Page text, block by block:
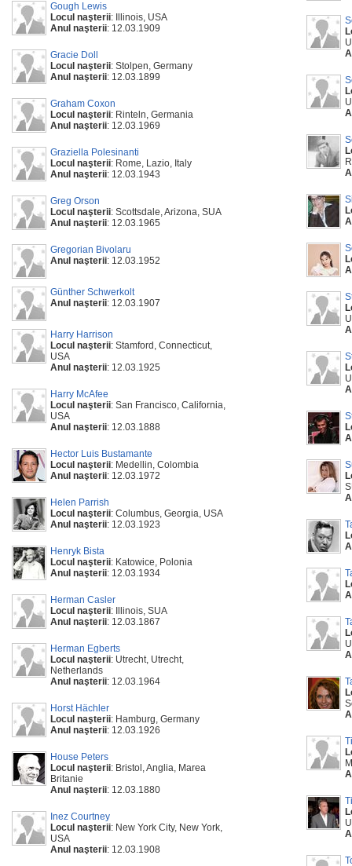
Gough Lewis
Locul naşterii: Illinois, USA
Anul naşterii: 12.03.1909
Gracie Doll
Locul naşterii: Stolpen, Germany
Anul naşterii: 12.03.1899
Graham Coxon
Locul naşterii: Rinteln, Germania
Anul naşterii: 12.03.1969
Graziella Polesinanti
Locul naşterii: Rome, Lazio, Italy
Anul naşterii: 12.03.1943
Greg Orson
Locul naşterii: Scottsdale, Arizona, SUA
Anul naşterii: 12.03.1965
Gregorian Bivolaru
Anul naşterii: 12.03.1952
Günther Schwerkolt
Anul naşterii: 12.03.1907
Harry Harrison
Locul naşterii: Stamford, Connecticut,
USA
Anul naşterii: 12.03.1925
Harry McAfee
Locul naşterii: San Francisco, California,
USA
Anul naşterii: 12.03.1888
Hector Luis Bustamante
Locul naşterii: Medellin, Colombia
Anul naşterii: 12.03.1972
Helen Parrish
Locul naşterii: Columbus, Georgia, USA
Anul naşterii: 12.03.1923
Henryk Bista
Locul naşterii: Katowice, Polonia
Anul naşterii: 12.03.1934
Herman Casler
Locul naşterii: Illinois, SUA
Anul naşterii: 12.03.1867
Herman Egberts
Locul naşterii: Utrecht, Utrecht,
Netherlands
Anul naşterii: 12.03.1964
Horst Hächler
Locul naşterii: Hamburg, Germany
Anul naşterii: 12.03.1926
House Peters
Locul naşterii: Bristol, Anglia, Marea
Britanie
Anul naşterii: 12.03.1880
Inez Courtney
Locul naşterii: New York City, New York,
USA
Anul naşterii: 12.03.1908